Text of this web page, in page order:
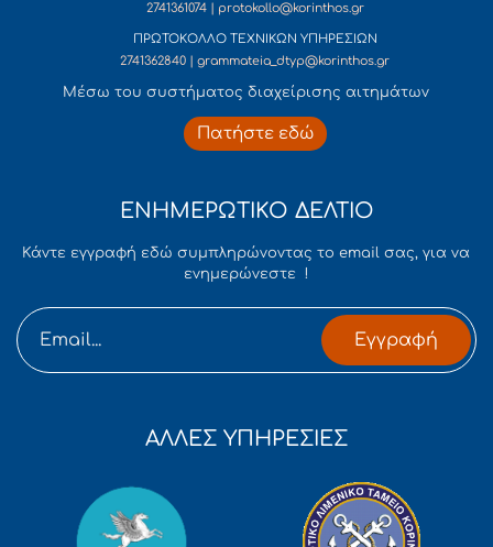
2741361074 | protokollo@korinthos.gr
ΠΡΩΤΟΚΟΛΛΟ ΤΕΧΝΙΚΩΝ ΥΠΗΡΕΣΙΩΝ
2741362840 | grammateia_dtyp@korinthos.gr
Mέσω του συστήματος διαχείρισης αιτημάτων
Πατήστε εδώ
ΕΝΗΜΕΡΩΤΙΚΟ ΔΕΛΤΙΟ
Κάντε εγγραφή εδώ συμπληρώνοντας το email σας, για να
ενημερώνεστε !
Εγγραφή
ΑΛΛΕΣ ΥΠΗΡΕΣΙΕΣ